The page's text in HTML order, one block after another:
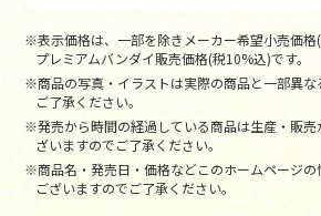
※表示価格は、一部を除きメーカー希望小売価格(
プレミアムバンダイ販売価格(税10%込)です。
※商品の写真・イラストは実際の商品と一部異な
ご了承ください。
※発売から時間の経過している商品は生産・販
ざいますのでご了承ください。
※商品名・発売日・価格などこのホームページ
ございますのでご了承ください。